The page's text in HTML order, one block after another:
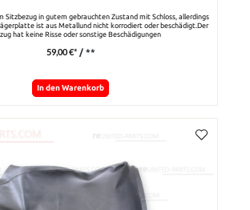
Sitzbezug in gutem gebrauchten Zustand mit Schloss, allerdings
ist aus Metallund nicht korrodiert oder beschädigt.Der
hat keine Risse oder sonstige Beschädigungen
59,00 €* / **
In den Warenkorb